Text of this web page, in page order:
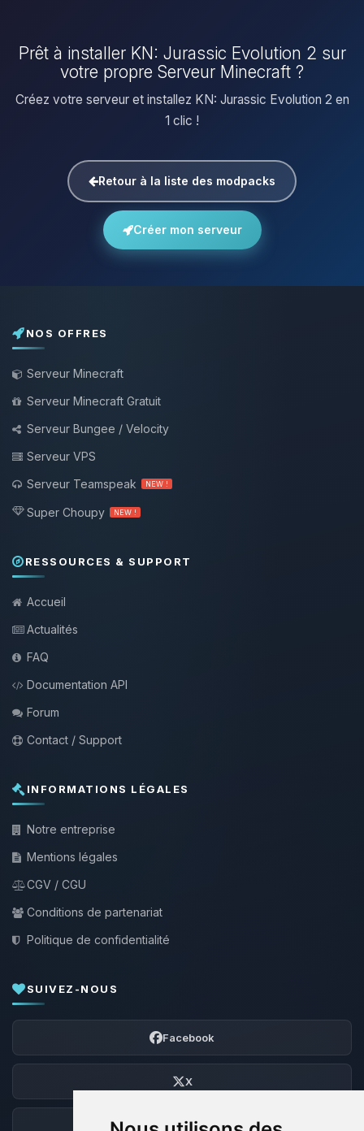
Prêt à installer KN: Jurassic Evolution 2 sur
votre propre Serveur Minecraft ?
Créez votre serveur et installez KN: Jurassic Evolution 2 en
1 clic !
Retour à la liste des modpacks
Créer mon serveur
NOS OFFRES
Serveur Minecraft
Serveur Minecraft Gratuit
Serveur Bungee / Velocity
Serveur VPS
Serveur Teamspeak
NEW !
Super Choupy NEW !
RESSOURCES & SUPPORT
Accueil
Actualités
FAQ
Documentation API
Forum
Contact / Support
INFORMATIONS LÉGALES
Notre entreprise
Mentions légales
CGV / CGU
Conditions de partenariat
Politique de confidentialité
SUIVEZ-NOUS
Facebook
X
Discord